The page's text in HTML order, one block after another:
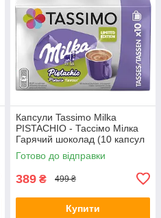
Капсули Tassimo Milka
PISTACHIO - Тассімо Мілка
Гарячий шоколад (10 капсул
= 10 порцій = 160 грамів)
Готово до відправки
389 ₴ 499 ₴
Купити